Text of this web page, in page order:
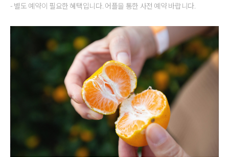
- 별도 예약이 필요한 혜택입니다. 어플을 통한 사전 예약 바랍니다.